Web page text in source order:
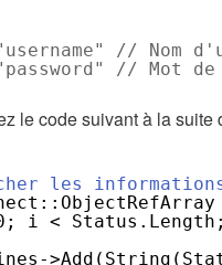
"username" // Nom
// Mot
le code suivant à la suite
les
i <